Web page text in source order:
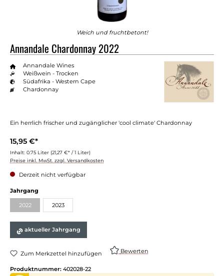
Weich und fruchtbetont!
Annandale Chardonnay 2022
Annandale Wines
Weißwein - Trocken
Südafrika - Western Cape
Chardonnay
Ein herrlich frischer und zugänglicher 'cool climate' Chardonnay
15,95 €*
Inhalt: 0.75 Liter (21,27 €* / 1 Liter)
Preise inkl. MwSt. zzgl. Versandkosten
Derzeit nicht verfügbar
Jahrgang
2022(Diese Option ist zurzeit nicht verfügbar.)
2023
aktueller Jahrgang
Zum Merkzettel hinzufügen Bewerten
Produktnummer: 402028-22